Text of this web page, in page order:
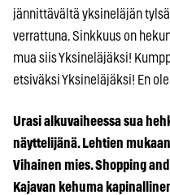
jännittävältä yksineläjän
verrattuna. Sinkkuus on
mua siis Yksineläjäksi!
etsiväksi Yksineläjäksi! En
Urasi alkuvaiheessa sua
näyttelijänä. Lehtien
Vihainen mies. Shopping
Kajavan kehuma